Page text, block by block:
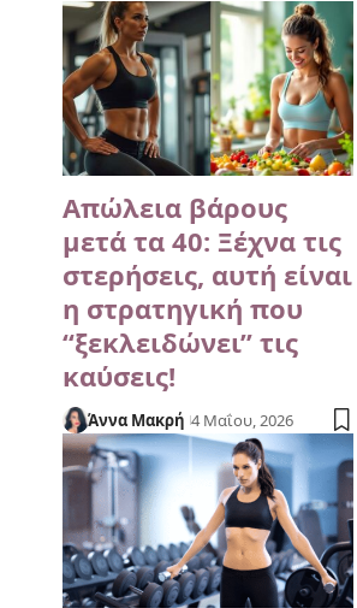
Απώλεια βάρους
μετά τα 40: Ξέχνα τις
στερήσεις, αυτή είναι
η στρατηγική που
“ξεκλειδώνει” τις
καύσεις!
Άννα Μακρή 4 Μαΐου, 2026